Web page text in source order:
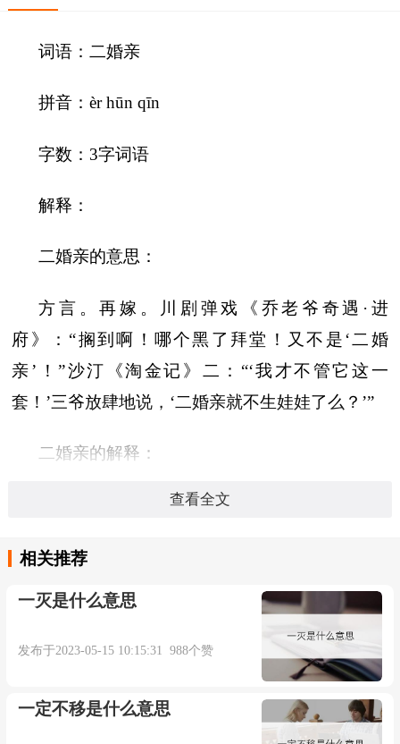
词语：二婚亲
拼音：èr hūn qīn
字数：3字词语
解释：
二婚亲的意思：
方言。再嫁。川剧弹戏《乔老爷奇遇·进
府》：“搁到啊！哪个黑了拜堂！又不是‘二婚
亲’！”沙汀《淘金记》二：“‘我才不管它这一
套！’三爷放肆地说，‘二婚亲就不生娃娃了么？’”
二婚亲的解释：
（一）、方言。再嫁。川剧弹戏《乔老爷奇遇·
亲’！” 沙汀 《淘金记》二：“‘我才不管它这一
套！’三爷放肆地说，‘二婚亲就不生娃娃了么？’”
以通过邮箱juexin@juexinw.com联系我们删除！
查看全文
相关推荐
一灭是什么意思
发布于2023-05-15 10:15:31 988个赞
一定不移是什么意思